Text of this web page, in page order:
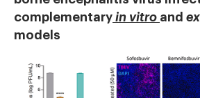
complementary in vitro and
models